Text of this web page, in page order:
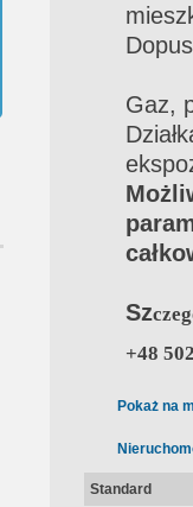
Gaz,
Sz
+48
Pokaż na
Standard